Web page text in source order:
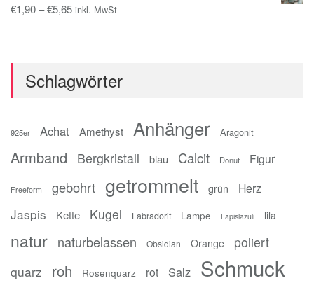
€1,90–€5,65 inkl. MwSt
Schlagwörter
925er Achat Amethyst Anhänger Aragonit
Armband Bergkristall blau Calcit Donut Figur
Freeform gebohrt getrommelt grün Herz
Jaspis Kette Kugel Labradorit Lampe Lapislazuli lila
natur naturbelassen Obsidian Orange
poliert
quarz
roh Rosenquarz rot Salz Schmuck